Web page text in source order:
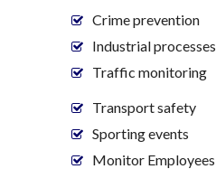
Crime prevention
Industrial processes
Traffic monitoring
Transport safety
Sporting events
Monitor Employees